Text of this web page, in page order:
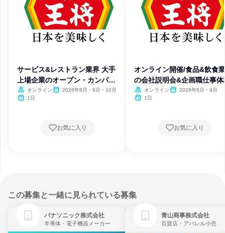
サービス&レストラン業界 大手
上場企業のオープン・カンパニ
ー
オンライン
2026年8月・9月・10月
1日
お気に入り
オンライン開催/食品&飲食
の会社説明会&企画職仕事体
オンライン
2026年8月・9月
1日
お気に入り
この募集と一緒に見られている募集
パナソニック株式会社
半導体・電子機器メーカー
青山商事株式会社
百貨店・アパレル小売